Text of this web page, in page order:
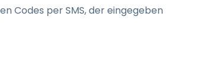
Codes per SMS, der eingegeben